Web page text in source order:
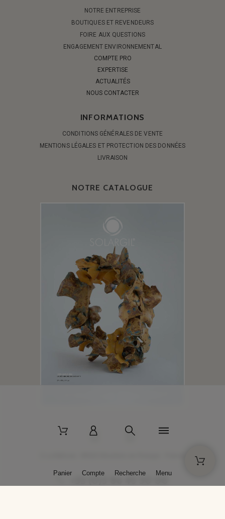
NOTRE ENTREPRISE
BOUTIQUES ET REVENDEURS
FOIRE AUX QUESTIONS
ENGAGEMENT ENVIRONNEMENTAL
COMPTE PRO
EXPERTISE
ACTUALITÉS
NOUS CONTACTER
INFORMATIONS
CONDITIONS GÉNÉRALES DE VENTE
MENTIONS LÉGALES ET PROTECTION DES DONNÉES
LIVRAISON
NOTRE CATALOGUE
+33 (0)3 86 45 50 00
Panier Compte Recherche Menu